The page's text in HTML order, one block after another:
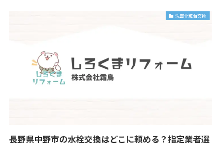
洗面化粧台交換
長野県中野市の水栓交換はどこに頼める？指定業者選